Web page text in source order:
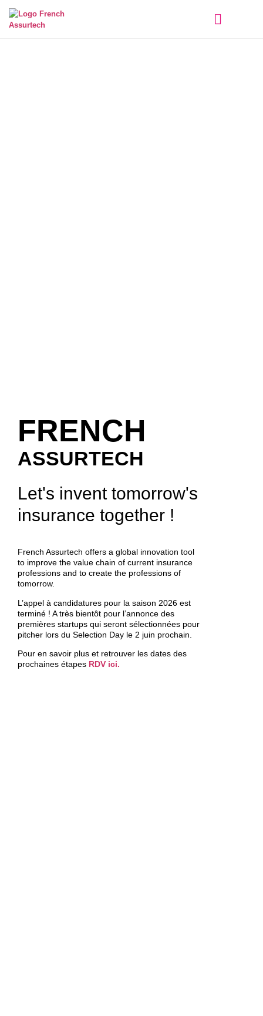
FRENCH
ASSURTECH
Let's invent tomorrow's
insurance together !
French Assurtech offers a global innovation tool
to improve the value chain of current insurance
professions and to create the professions of
tomorrow.
L’appel à candidatures pour la saison 2026 est
terminé ! A très bientôt pour l’annonce des
premières startups qui seront sélectionnées pour
pitcher lors du Selection Day le 2 juin prochain.
Pour en savoir plus et retrouver les dates des
prochaines étapes RDV ici.